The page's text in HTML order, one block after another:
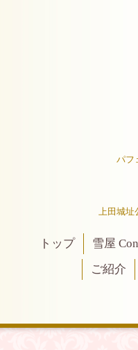
パフ
上田城
トップ 雪屋
ご紹介